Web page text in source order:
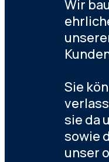
Wir
Sie
sie da
sowie
unser